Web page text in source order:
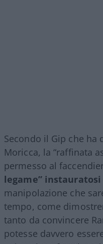
Secondo il Gip che ha
Moricca, la “raffinata
permesso al
legame”
manipolazione che
tempo, come
tanto da convincere
potesse davvero